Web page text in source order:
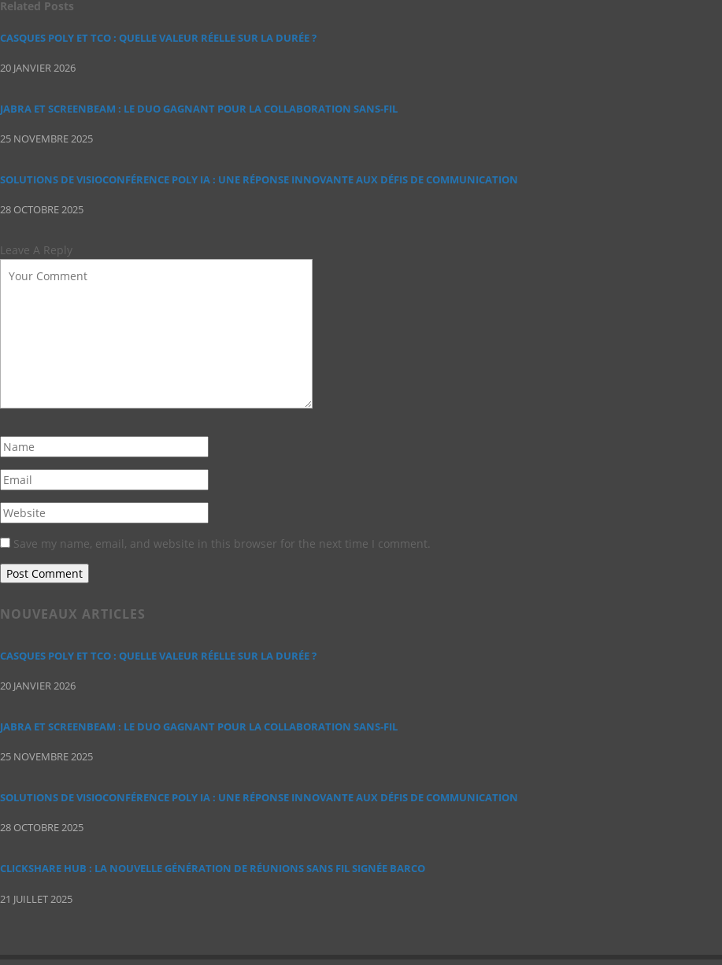
Related Posts
CASQUES POLY ET TCO : QUELLE VALEUR RÉELLE SUR LA DURÉE ?
20 JANVIER 2026
JABRA ET SCREENBEAM : LE DUO GAGNANT POUR LA COLLABORATION SANS‑FIL
25 NOVEMBRE 2025
SOLUTIONS DE VISIOCONFÉRENCE POLY IA : UNE RÉPONSE INNOVANTE AUX DÉFIS DE COMMUNICATION
28 OCTOBRE 2025
Leave A Reply
Save my name, email, and website in this browser for the next time I comment.
NOUVEAUX ARTICLES
CASQUES POLY ET TCO : QUELLE VALEUR RÉELLE SUR LA DURÉE ?
20 JANVIER 2026
JABRA ET SCREENBEAM : LE DUO GAGNANT POUR LA COLLABORATION SANS‑FIL
25 NOVEMBRE 2025
SOLUTIONS DE VISIOCONFÉRENCE POLY IA : UNE RÉPONSE INNOVANTE AUX DÉFIS DE COMMUNICATION
28 OCTOBRE 2025
CLICKSHARE HUB : LA NOUVELLE GÉNÉRATION DE RÉUNIONS SANS FIL SIGNÉE BARCO
21 JUILLET 2025